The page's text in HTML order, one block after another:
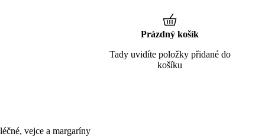
vejce a margaríny
Prázdný košík
Tady uvidíte položky přidané do
košíku